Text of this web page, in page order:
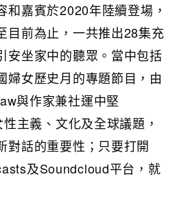
和嘉賓於2020年陸續登場，
目前為止，一共推出28集充
安坐家中的聽眾。當中包括
婦女歷史月的專題節目，由
與作家兼社運中堅
主義、文化及全球議題，
對話的重要性；只要打開
及Soundcloud平台，就